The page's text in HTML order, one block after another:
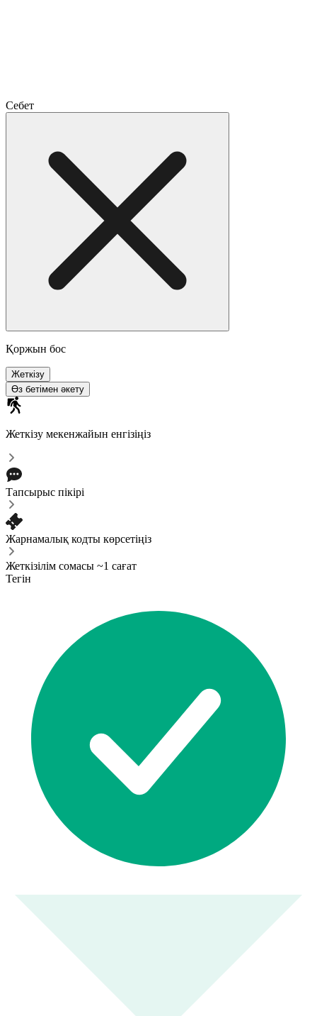
Себет
Қоржын бос
Жеткізу
Өз бетімен әкету
Жеткізу мекенжайын енгізіңіз
Тапсырыс пікірі
Жарнамалық кодты көрсетіңіз
Жеткізілім сомасы ~1 сағат
Тегін